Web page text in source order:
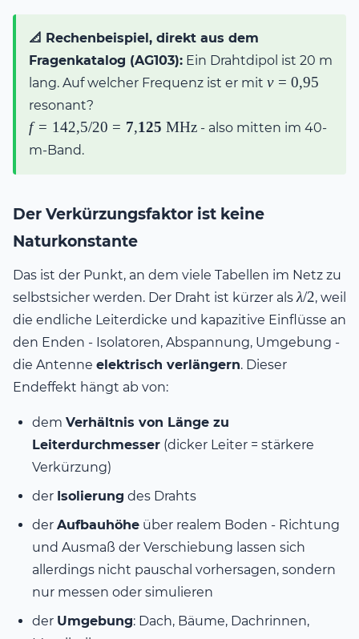
📐 Rechenbeispiel, direkt aus dem
Fragenkatalog (AG103): Ein Drahtdipol ist 20 m
lang. Auf welcher Frequenz ist er mit v =
v = 0,95
resonant?
f = 142{,}5 / 20
=
f = 142,5/20 = 7,125 MHz- also mitten im 40-
m-Band.
Der Verkürzungsfaktor ist keine
Naturkonstante
Das ist der Punkt, an dem viele Tabellen im Netz zu
selbstsicher werden. Der Draht ist kürzer als\lambda/2
λ/2, weil
die endliche Leiterdicke und kapazitive Einflüsse an
den Enden - Isolatoren, Abspannung, Umgebung -
die Antenne elektrisch verlängern. Dieser
Endeffekt hängt ab von:
dem Verhältnis von Länge zu
Leiterdurchmesser (dicker Leiter = stärkere
Verkürzung)
der Isolierung des Drahts
der Aufbauhöhe über realem Boden - Richtung
und Ausmaß der Verschiebung lassen sich
allerdings nicht pauschal vorhersagen, sondern
nur messen oder simulieren
der Umgebung: Dach, Bäume, Dachrinnen,